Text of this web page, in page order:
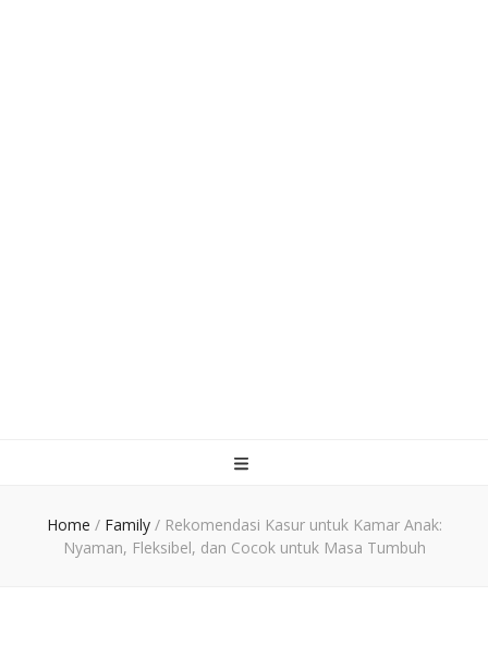
Home / Family / Rekomendasi Kasur untuk Kamar Anak:
Nyaman, Fleksibel, dan Cocok untuk Masa Tumbuh